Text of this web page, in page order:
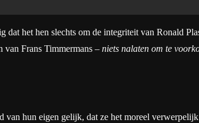
dat het hen slechts om de integriteit van Ronald
van Frans Timmermans – niets nalaten om te
hun eigen gelijk, dat ze het moreel